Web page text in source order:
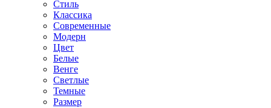
Стиль
Классика
Современные
Модерн
Цвет
Белые
Венге
Светлые
Темные
Размер